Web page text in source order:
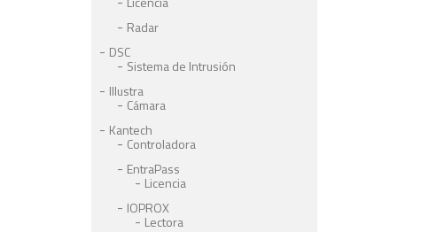
Radar
DSC
Sistema de Intrusión
Illustra
Cámara
Kantech
Controladora
EntraPass
Licencia
IOPROX
Lectora